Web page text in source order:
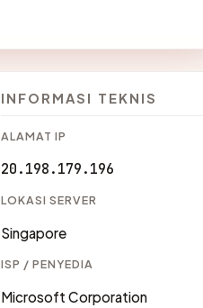
INFORMASI TEKNIS
ALAMAT IP
20.198.179.196
LOKASI SERVER
Singapore
ISP / PENYEDIA
Microsoft Corporation